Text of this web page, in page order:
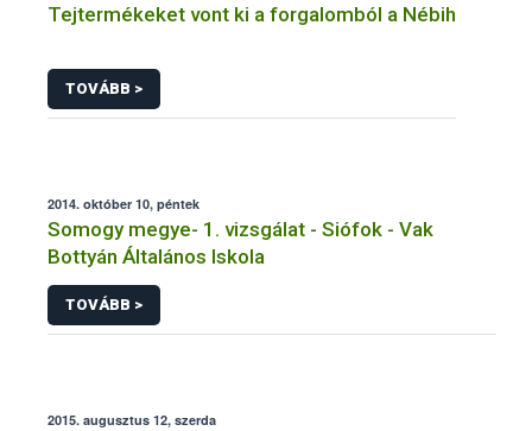
Tejtermékeket vont ki a forgalomból a Nébih
TOVÁBB >
2014. október 10, péntek
Somogy megye- 1. vizsgálat - Siófok - Vak
Bottyán Általános Iskola
TOVÁBB >
2015. augusztus 12, szerda